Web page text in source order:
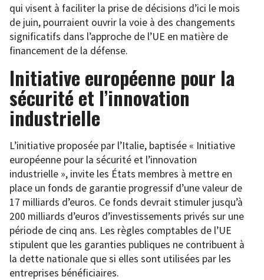
qui visent à faciliter la prise de décisions d’ici le mois
de juin, pourraient ouvrir la voie à des changements
significatifs dans l’approche de l’UE en matière de
financement de la défense.
Initiative européenne pour la
sécurité et l’innovation
industrielle
L’initiative proposée par l’Italie, baptisée « Initiative
européenne pour la sécurité et l’innovation
industrielle », invite les États membres à mettre en
place un fonds de garantie progressif d’une valeur de
17 milliards d’euros. Ce fonds devrait stimuler jusqu’à
200 milliards d’euros d’investissements privés sur une
période de cinq ans. Les règles comptables de l’UE
stipulent que les garanties publiques ne contribuent à
la dette nationale que si elles sont utilisées par les
entreprises bénéficiaires.